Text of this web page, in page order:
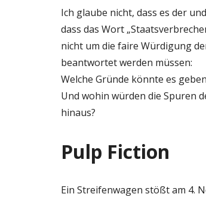
Ich glaube nicht, dass es der
dass das Wort
nicht um die faire Würdigung
beantwortet werden müssen:
Welche Gründe könnte es
Und wohin würden die Spuren
hinaus?
Pulp Fiction
Ein Streifenwagen stößt am 4.